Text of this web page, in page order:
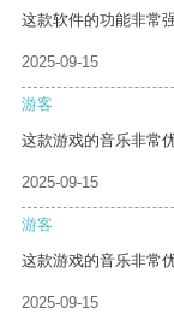
这款软件的功能非常
2025-09-15
游客
这款游戏的音乐非常
2025-09-15
游客
这款游戏的音乐非常
2025-09-15